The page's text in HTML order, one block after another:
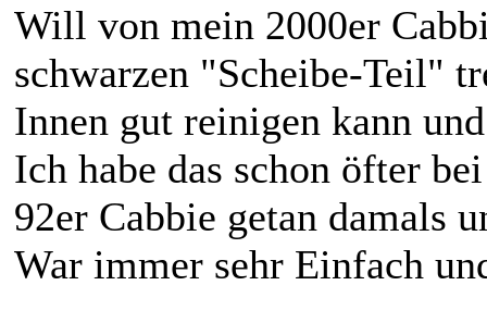
Will von mein 2000er
schwarzen "Scheibe-Teil"
Innen gut reinigen kann
Ich habe das schon öfter
92er Cabbie getan damals
War immer sehr Einfach